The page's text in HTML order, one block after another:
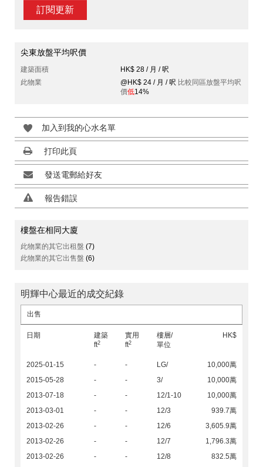
訂閱更新
尖東放盤平均呎價
建築面積
HK$ 28 / 月 / 呎
此物業
@HK$ 24 / 月 / 呎 比較同區放盤平均呎
價低14%
加入到我的心水名單
打印此頁
發送電郵給好友
報告錯誤
樓盤在相同大廈
此物業的其它出租盤 (7)
此物業的其它出售盤 (6)
明輝中心最近的成交紀錄
出售
日期
建築
ft2
實用
ft2
樓層/
單位
HK$
2025-01-15 - - LG/
10,000萬
2015-05-28
- - 3/
10,000萬
2013-07-18
- - 12/1-10
10,000萬
2013-03-01
- - 12/3
939.7萬
2013-02-26
- - 12/6
3,605.9萬
2013-02-26
- - 12/7
1,796.3萬
2013-02-26
- - 12/8
832.5萬